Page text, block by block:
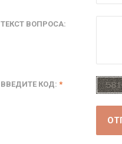
ТЕКСТ ВОПРОСА:
ВВЕДИТЕ КОД: *